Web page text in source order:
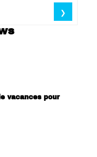
vacances pour